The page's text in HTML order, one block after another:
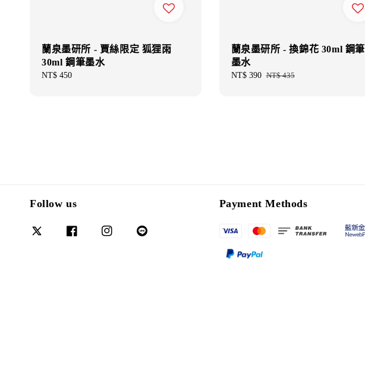
蘭泉墨研所 - 賈絲限定 狐狸雨
30ml 鋼筆墨水
Regular
NT$ 450
蘭泉墨研所 - 換錦花 30ml 鋼筆
墨水
Sale
NT$ 390 Regular
NT$ 435
Follow us Payment Methods